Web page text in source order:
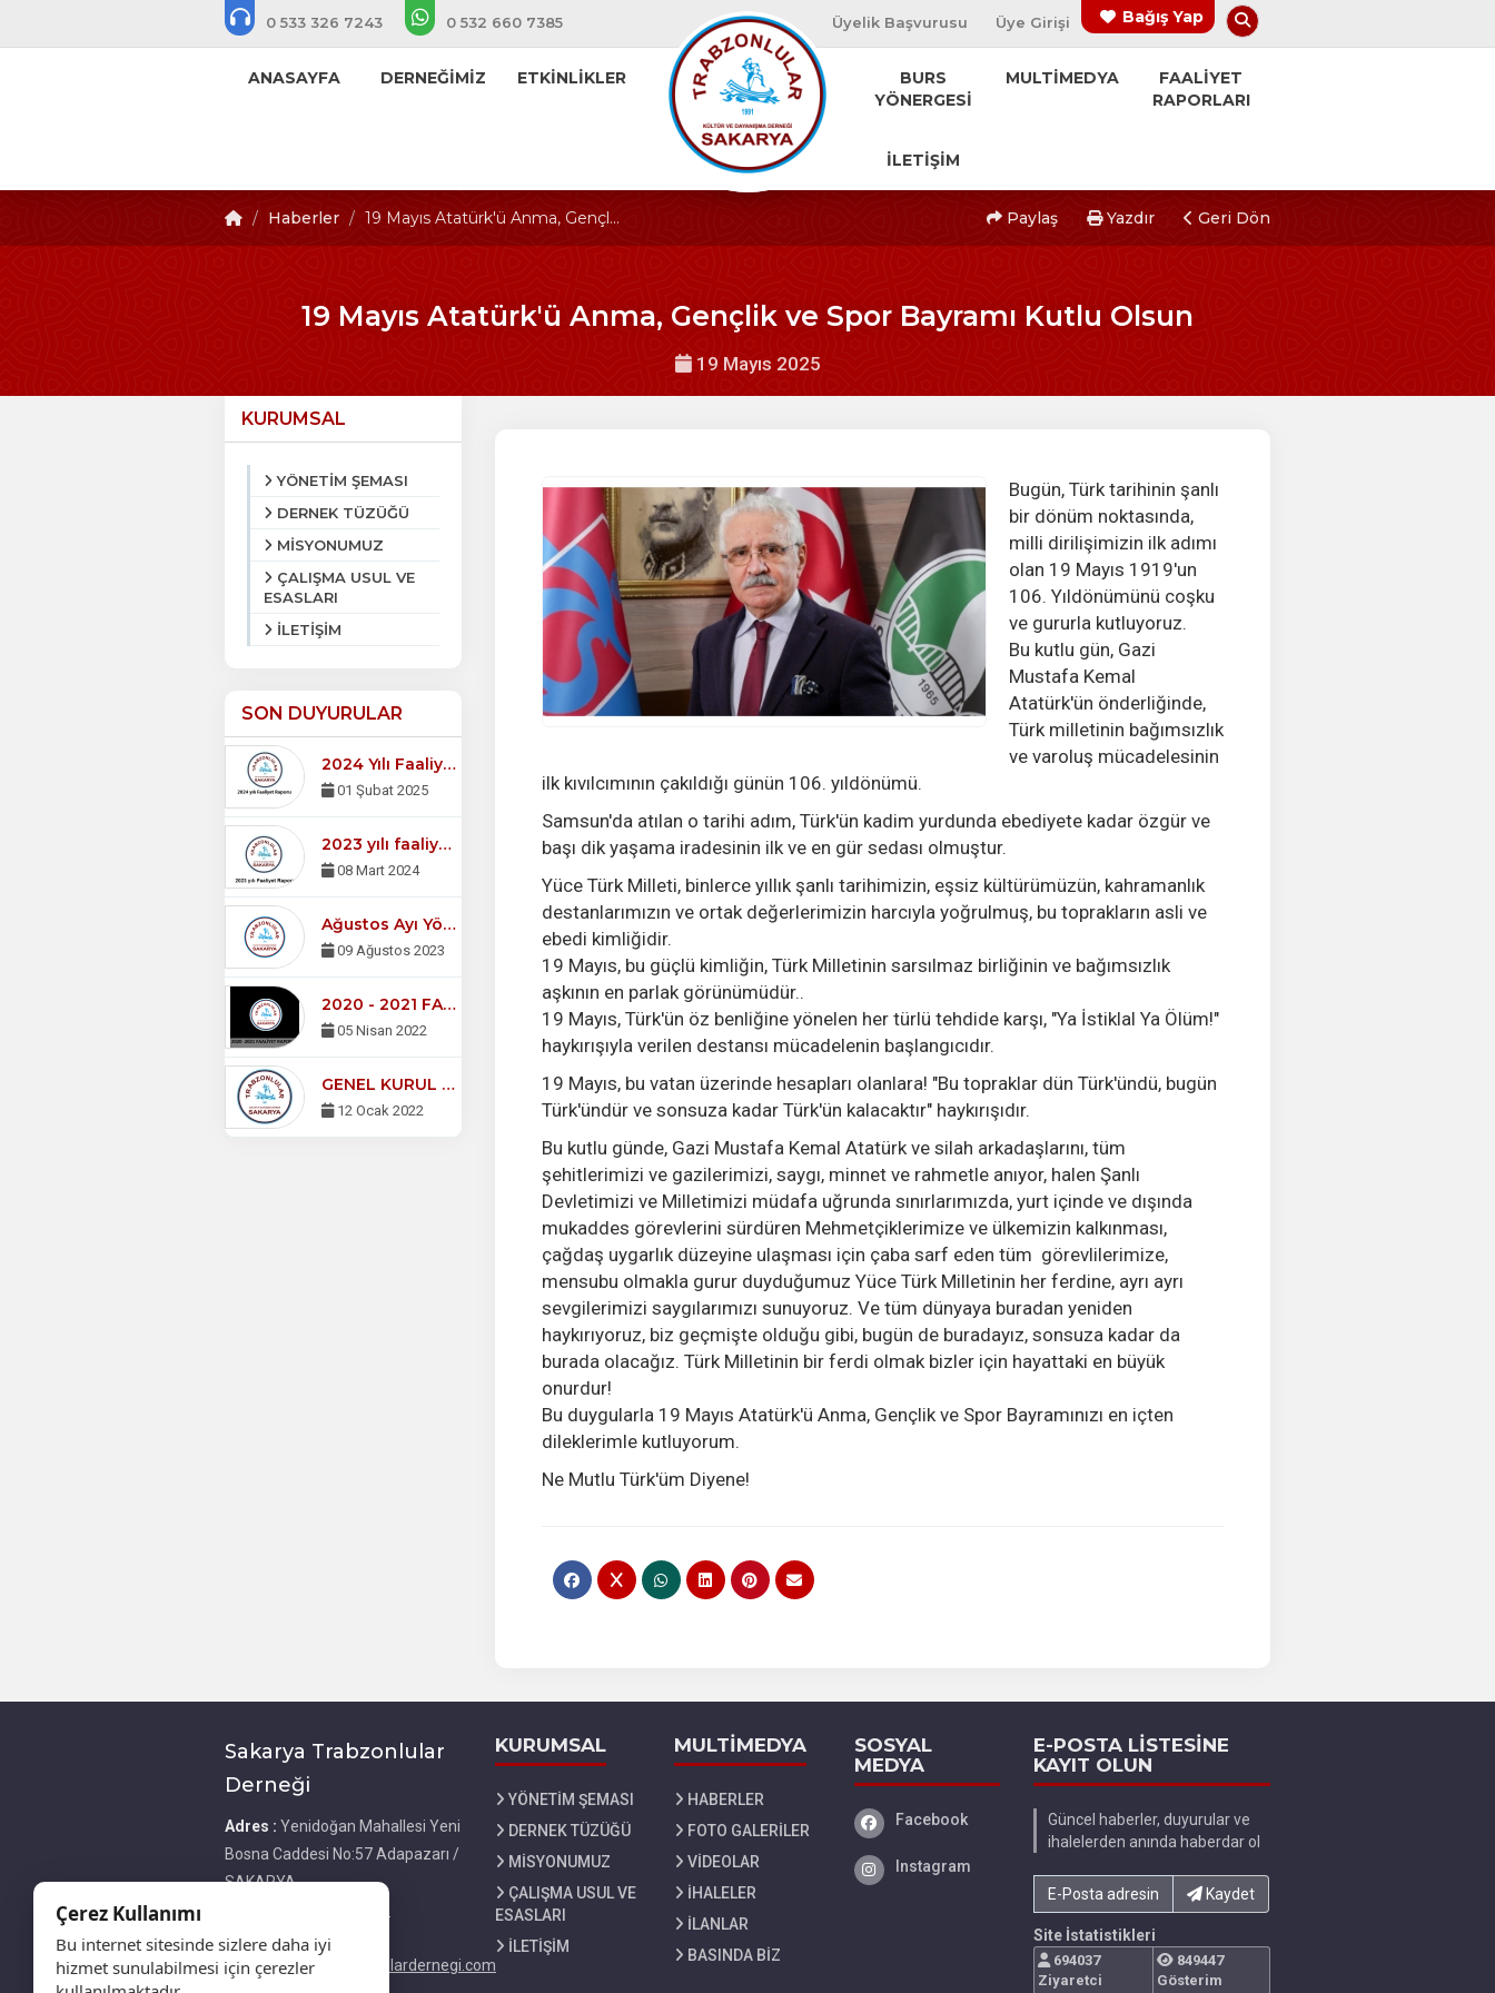
0 533 326 7243 0 532 660 7385 Üyelik Başvurusu Üye Girişi Bağış Yap
ANASAYFA DERNEĞİMİZ ETKİNLİKLER
BURS
YÖNERGESİ
MULTİMEDYA
FAALİYET
RAPORLARI
İLETİŞİM
Haberler 19 Mayıs Atatürk'ü Anma, Gençl... Paylaş Yazdır Geri Dön
19 Mayıs Atatürk'ü Anma, Gençlik ve Spor Bayramı Kutlu Olsun
19 Mayıs 2025
KURUMSAL
YÖNETİM ŞEMASI
DERNEK TÜZÜĞÜ
MİSYONUMUZ
ÇALIŞMA USUL VE
ESASLARI
İLETİŞİM
SON DUYURULAR
2024 Yılı Faaliyet Raporu
01 Şubat 2025
2023 yılı faaliyet raporu
08 Mart 2024
Ağustos Ayı Yönetim Kurulu Toplantısı
09 Ağustos 2023
2020 - 2021 FAALİYET RAPORU
05 Nisan 2022
GENEL KURUL DUYURUSU
12 Ocak 2022
Bugün, Türk tarihinin şanlı
bir dönüm noktasında,
milli dirilişimizin ilk adımı
olan 19 Mayıs 1919'un
106. Yıldönümünü coşku
ve gururla kutluyoruz.
Bu kutlu gün, Gazi
Mustafa Kemal
Atatürk'ün önderliğinde,
Türk milletinin bağımsızlık
ve varoluş mücadelesinin
ilk kıvılcımının çakıldığı günün 106. yıldönümü.
Samsun'da atılan o tarihi adım, Türk'ün kadim yurdunda ebediyete kadar özgür ve
başı dik yaşama iradesinin ilk ve en gür sedası olmuştur.
Yüce Türk Milleti, binlerce yıllık şanlı tarihimizin, eşsiz kültürümüzün, kahramanlık
destanlarımızın ve ortak değerlerimizin harcıyla yoğrulmuş, bu toprakların asli ve
ebedi kimliğidir.
19 Mayıs, bu güçlü kimliğin, Türk Milletinin sarsılmaz birliğinin ve bağımsızlık
aşkının en parlak görünümüdür..
19 Mayıs, Türk'ün öz benliğine yönelen her türlü tehdide karşı, "Ya İstiklal Ya Ölüm!"
haykırışıyla verilen destansı mücadelenin başlangıcıdır.
19 Mayıs, bu vatan üzerinde hesapları olanlara! "Bu topraklar dün Türk'ündü, bugün
Türk'ündür ve sonsuza kadar Türk'ün kalacaktır" haykırışıdır.
Bu kutlu günde, Gazi Mustafa Kemal Atatürk ve silah arkadaşlarını, tüm
şehitlerimizi ve gazilerimizi, saygı, minnet ve rahmetle anıyor, halen Şanlı
Devletimizi ve Milletimizi müdafa uğrunda sınırlarımızda, yurt içinde ve dışında
mukaddes görevlerini sürdüren Mehmetçiklerimize ve ülkemizin kalkınması,
çağdaş uygarlık düzeyine ulaşması için çaba sarf eden tüm görevlilerimize,
mensubu olmakla gurur duyduğumuz Yüce Türk Milletinin her ferdine, ayrı ayrı
sevgilerimizi saygılarımızı sunuyoruz. Ve tüm dünyaya buradan yeniden
haykırıyoruz, biz geçmişte olduğu gibi, bugün de buradayız, sonsuza kadar da
burada olacağız. Türk Milletinin bir ferdi olmak bizler için hayattaki en büyük
onurdur!
Bu duygularla 19 Mayıs Atatürk'ü Anma, Gençlik ve Spor Bayramınızı en içten
dileklerimle kutluyorum.
Ne Mutlu Türk'üm Diyene!
Sakarya Trabzonlular
Derneği
Adres : Yenidoğan Mahallesi Yeni
Bosna Caddesi No:57 Adapazarı /
SAKARYA
E-Posta :
bilgi@sakaryatrabzonlulardernegi.com
KURUMSAL
YÖNETİM ŞEMASI
DERNEK TÜZÜĞÜ
MİSYONUMUZ
ÇALIŞMA USUL VE
ESASLARI
İLETİŞİM
MULTİMEDYA
HABERLER
FOTO GALERİLER
VİDEOLAR
İHALELER
İLANLAR
BASINDA BİZ
SOSYAL
MEDYA
Facebook
Facebook
Instagram
Instagram
E-POSTA LİSTESİNE
KAYIT OLUN
Güncel haberler, duyurular ve
ihalelerden anında haberdar ol
E-Posta adresinizi yazın...Kaydet
Site İstatistikleri
694037
Ziyaretci
849447
Gösterim
Çerez Kullanımı
Bu internet sitesinde sizlere daha iyi
hizmet sunulabilmesi için çerezler